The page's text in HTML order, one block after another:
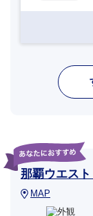
那覇ウエス
MAP